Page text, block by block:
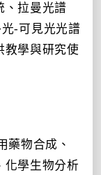
、拉曼光譜
-可見光光譜
教學與研究使
物合成、
化學生物分析